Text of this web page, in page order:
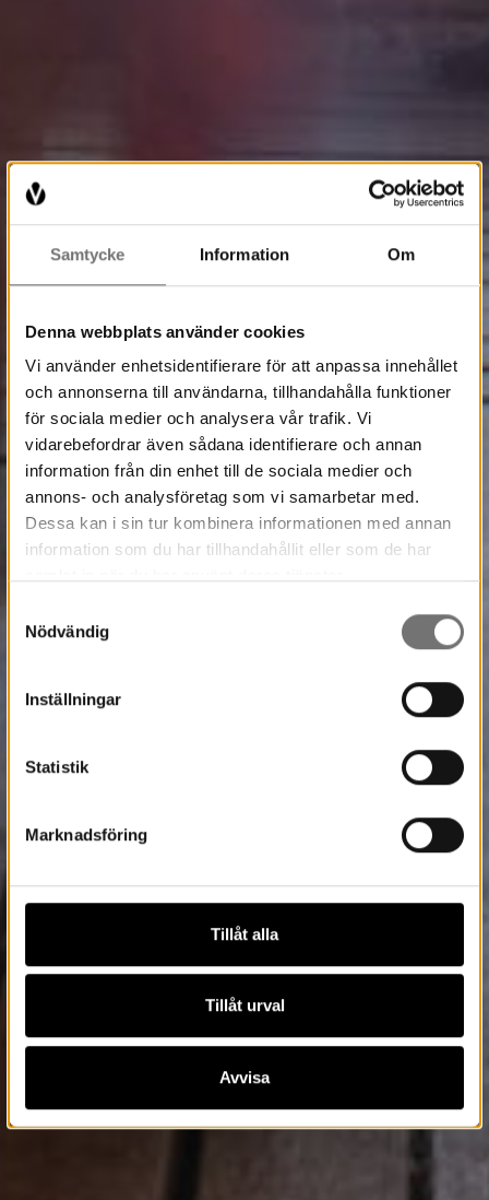
Samtycke Information Om
Denna webbplats använder cookies
Vi använder enhetsidentifierare för att anpassa innehållet
och annonserna till användarna, tillhandahålla funktioner
för sociala medier och analysera vår trafik. Vi
vidarebefordrar även sådana identifierare och annan
information från din enhet till de sociala medier och
annons- och analysföretag som vi samarbetar med.
Dessa kan i sin tur kombinera informationen med annan
information som du har tillhandahållit eller som de har
Nödvändig
Inställningar
Statistik
Marknadsföring
Tillåt alla
Tillåt urval
Avvisa